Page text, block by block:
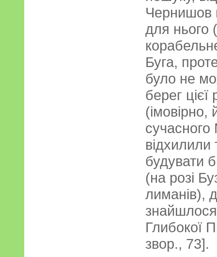
Чернишов
для нього
Буга,
було не
берег
(імовірно,
відхилили
будувати
(на розі
лиманів),
Глибокої
звор., 73].